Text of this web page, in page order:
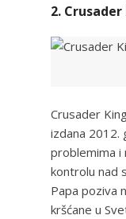
2. Crusader
Crusader
izdana 2012.
problemima i
kontrolu nad
Papa poziva
kršćane u